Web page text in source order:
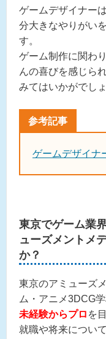
ゲームデザイナー
分大きなやりがい
す。
ゲーム制作に関わ
んの喜びを感じら
みてはいかがでしょ
ゲームデザイナ
東京でゲーム業
ューズメントメ
か？
東京のアミューズ
ム・アニメ3DCG
未経験からプロ を
就職や将来につい